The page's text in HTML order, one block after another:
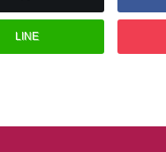
LINE